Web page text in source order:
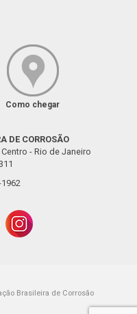
Como chegar
DE CORROSÃO
- Rio de Janeiro
Brasileira de Corrosão